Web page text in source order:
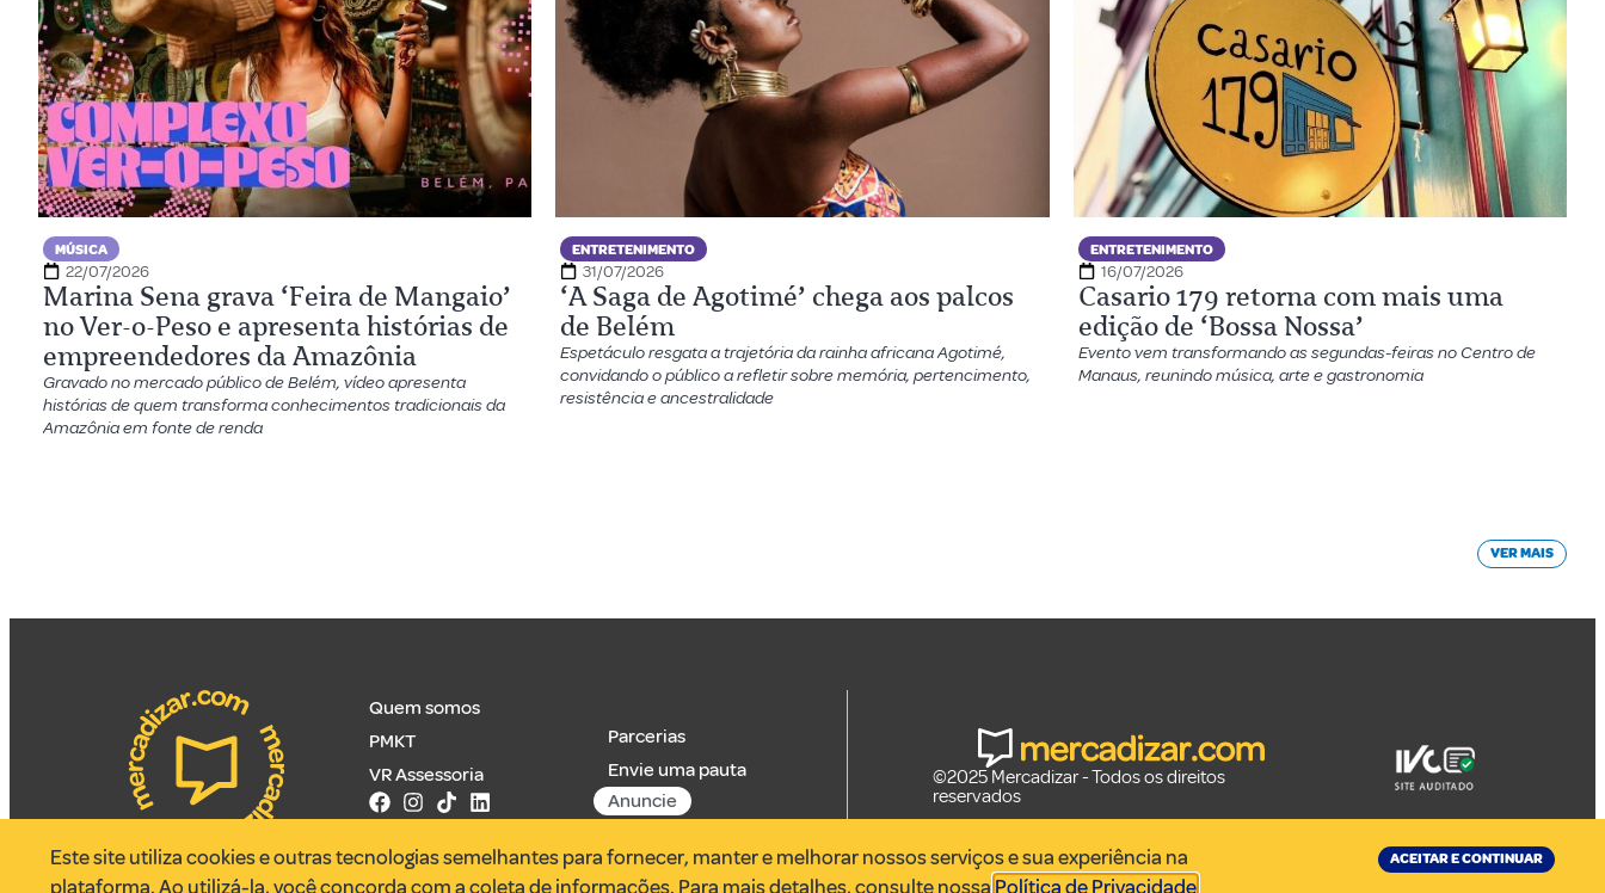
MÚSICA
22/07/2026
Marina Sena grava ‘Feira de Mangaio’
no Ver-o-Peso e apresenta histórias de
empreendedores da Amazônia
Gravado no mercado público de Belém, vídeo apresenta
histórias de quem transforma conhecimentos tradicionais da
Amazônia em fonte de renda
ENTRETENIMENTO
31/07/2026
‘A Saga de Agotimé’ chega aos palcos
de Belém
Espetáculo resgata a trajetória da rainha africana Agotimé,
convidando o público a refletir sobre memória, pertencimento,
resistência e ancestralidade
ENTRETENIMENTO
16/07/2026
Casario 179 retorna com mais uma
edição de ‘Bossa Nossa’
Evento vem transformando as segundas-feiras no Centro de
Manaus, reunindo música, arte e gastronomia
VER MAIS
Quem somos
PMKT
VR Assessoria
Parcerias
Envie uma pauta
Anuncie
©2025 Mercadizar - Todos os direitos
reservados
Este site utiliza cookies e outras tecnologias semelhantes para fornecer, manter e melhorar nossos serviços e sua experiência na
plataforma. Ao utilizá-la, você concorda com a coleta de informações. Para mais detalhes, consulte nossa Política de Privacidade
ACEITAR E CONTINUAR